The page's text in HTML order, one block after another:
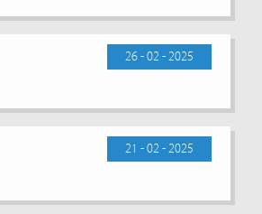
26 - 02 - 2025
21 - 02 - 2025